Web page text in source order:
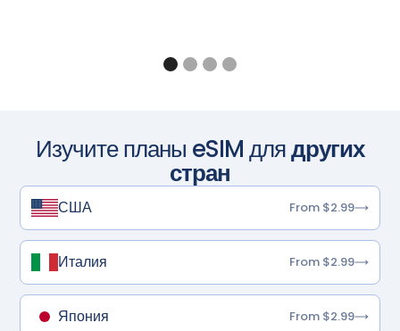
Изучите планы eSIM длядругих
стран
США From $2.99
Италия From $2.99
Япония From $2.99